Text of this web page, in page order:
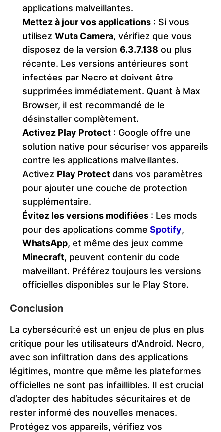
applications malveillantes.
Mettez à jour vos applications : Si vous
utilisez Wuta Camera, vérifiez que vous
disposez de la version 6.3.7.138 ou plus
récente. Les versions antérieures sont
infectées par Necro et doivent être
supprimées immédiatement. Quant à Max
Browser, il est recommandé de le
désinstaller complètement.
Activez Play Protect : Google offre une
solution native pour sécuriser vos appareils
contre les applications malveillantes.
Activez Play Protect dans vos paramètres
pour ajouter une couche de protection
supplémentaire.
Évitez les versions modifiées : Les mods
pour des applications comme Spotify,
WhatsApp, et même des jeux comme
Minecraft, peuvent contenir du code
malveillant. Préférez toujours les versions
officielles disponibles sur le Play Store.
Conclusion
La cybersécurité est un enjeu de plus en plus
critique pour les utilisateurs d’Android. Necro,
avec son infiltration dans des applications
légitimes, montre que même les plateformes
officielles ne sont pas infaillibles. Il est crucial
d’adopter des habitudes sécuritaires et de
rester informé des nouvelles menaces.
Protégez vos appareils, vérifiez vos